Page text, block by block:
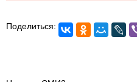
Поделиться: